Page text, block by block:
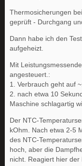
Thermosicherungen
geprüft - Durchgang
Dann habe ich den
aufgeheizt.
Mit
angesteuert.:
1. Verbrauch geht auf
2. nach etwa 10
Maschine schlagartig
Der NTC-
kOhm. Nach etwa 2-5
des NTC-
hoch, aber die
nicht. Reagiert hier